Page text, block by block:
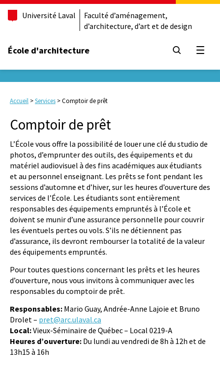
Université Laval
Faculté d’aménagement,
d’architecture, d’art et de design
École d'architecture
Accueil >Services >Comptoir de prêt
Comptoir de prêt
L’École vous offre la possibilité de louer une clé du studio de
photos, d’emprunter des outils, des équipements et du
matériel audiovisuel à des fins académiques aux étudiants
et au personnel enseignant. Les prêts se font pendant les
sessions d’automne et d’hiver, sur les heures d’ouverture des
services de l’École. Les étudiants sont entièrement
responsables des équipements empruntés à l’École et
doivent se munir d’une assurance personnelle pour couvrir
les éventuels pertes ou vols. S’ils ne détiennent pas
d’assurance, ils devront rembourser la totalité de la valeur
des équipements empruntés.
Pour toutes questions concernant les prêts et les heures
d’ouverture, nous vous invitons à communiquer avec les
responsables du comptoir de prêt.
Responsables: Mario Guay, Andrée-Anne Lajoie et Bruno
Drolet – pret@arc.ulaval.ca
Local:Vieux-Séminaire de Québec – Local 0219-A
Heures d’ouverture: Du lundi au vendredi de 8h à 12h et de
13h15 à 16h